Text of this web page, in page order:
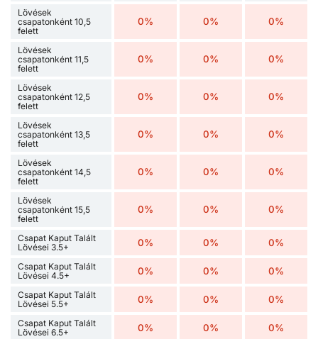
Lövések
csapatonként 10,5
felett
0% 0% 0%
Lövések
csapatonként 11,5
felett
0% 0% 0%
Lövések
csapatonként 12,5
felett
0% 0% 0%
Lövések
csapatonként 13,5
felett
0% 0% 0%
Lövések
csapatonként 14,5
felett
0% 0% 0%
Lövések
csapatonként 15,5
felett
0% 0% 0%
Csapat Kaput Talált
Lövései 3.5+
0% 0% 0%
Csapat Kaput Talált
Lövései 4.5+
0% 0% 0%
Csapat Kaput Talált
Lövései 5.5+
0% 0% 0%
Csapat Kaput Talált
Lövései 6.5+
0% 0% 0%